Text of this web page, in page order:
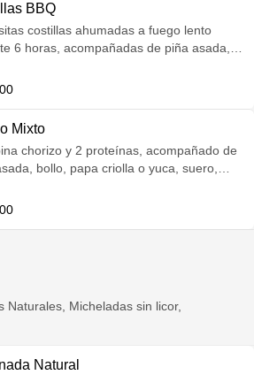
BBQ
costillas ahumadas a fuego lento
6 horas, acompañadas de piña asada,
AL BARRIL SOLO
Mixto
chorizo y 2 proteínas, acompañado de
bollo, papa criolla o yuca, suero,
SOLO ESTÁN DISPONIBLES LOS
Naturales, Micheladas sin licor,
Natural